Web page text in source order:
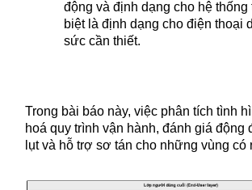
động và định dạng cho hệ
biệt là định dạng cho điện thoại
sức cần thiết.
Trong bài báo này, việc phân tích tình
hoá quy trình vận hành, đánh giá động
lụt và hỗ trợ sơ tán cho những vùng có